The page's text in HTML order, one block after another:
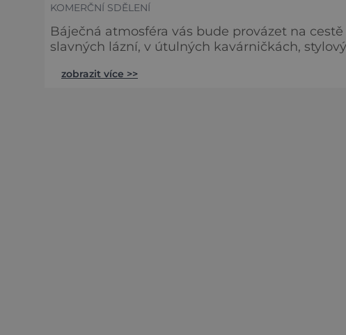
KOMERČNÍ SDĚLENÍ
Báječná atmosféra vás bude provázet na
slavných lázní, v útulných kavárničkách,
moře Největším bohatstvím Balatonu je nádherná příroda. Nejkrásnějším přírodním úkazem
zobrazit více >>